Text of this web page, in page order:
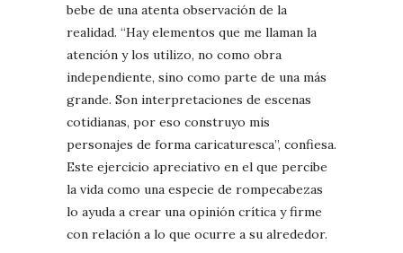
bebe de una atenta observación de la
realidad. “Hay elementos que me llaman la
atención y los utilizo, no como obra
independiente, sino como parte de una más
grande. Son interpretaciones de escenas
cotidianas, por eso construyo mis
personajes de forma caricaturesca”, confiesa.
Este ejercicio apreciativo en el que percibe
la vida como una especie de rompecabezas
lo ayuda a crear una opinión crítica y firme
con relación a lo que ocurre a su alrededor.